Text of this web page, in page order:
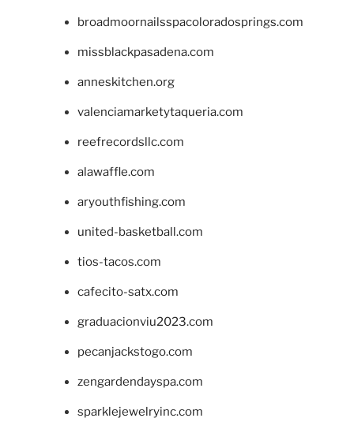
broadmoornailsspacoloradosprings.com
missblackpasadena.com
anneskitchen.org
valenciamarketytaqueria.com
reefrecordsllc.com
alawaffle.com
aryouthfishing.com
united-basketball.com
tios-tacos.com
cafecito-satx.com
graduacionviu2023.com
pecanjackstogo.com
zengardendayspa.com
sparklejewelryinc.com